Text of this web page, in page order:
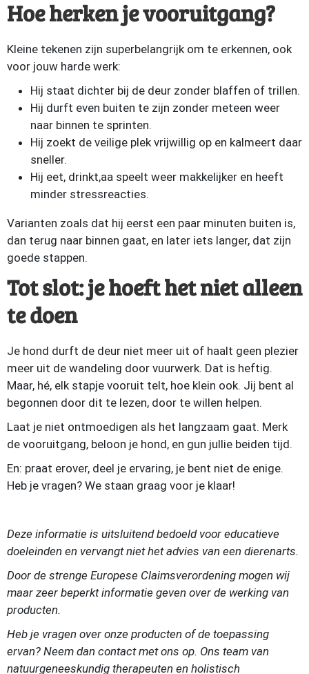
Hoe herken je vooruitgang?
Kleine tekenen zijn superbelangrijk om te erkennen, ook
voor jouw harde werk:
Hij staat dichter bij de deur zonder blaffen of trillen.
Hij durft even buiten te zijn zonder meteen weer
naar binnen te sprinten.
Hij zoekt de veilige plek vrijwillig op en kalmeert daar
sneller.
Hij eet, drinkt,aa speelt weer makkelijker en heeft
minder stressreacties.
Varianten zoals dat hij eerst een paar minuten buiten is,
dan terug naar binnen gaat, en later iets langer, dat zijn
goede stappen.
Tot slot: je hoeft het niet alleen
te doen
Je hond durft de deur niet meer uit of haalt geen plezier
meer uit de wandeling door vuurwerk. Dat is heftig.
Maar, hé, elk stapje vooruit telt, hoe klein ook. Jij bent al
begonnen door dit te lezen, door te willen helpen.
Laat je niet ontmoedigen als het langzaam gaat. Merk
de vooruitgang, beloon je hond, en gun jullie beiden tijd.
En: praat erover, deel je ervaring, je bent niet de enige.
Heb je vragen? We staan graag voor je klaar!
Deze informatie is uitsluitend bedoeld voor educatieve
doeleinden en vervangt niet het advies van een dierenarts.
Door de strenge Europese Claimsverordening mogen wij
maar zeer beperkt informatie geven over de werking van
producten.
Heb je vragen over onze producten of de toepassing
ervan? Neem dan contact met ons op. Ons team van
natuurgeneeskundig therapeuten en holistisch